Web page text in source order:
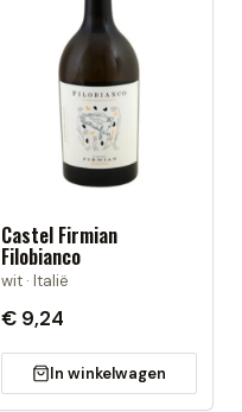
Castel Firmian
Filobianco
wit · Italië
€ 9,24
In winkelwagen